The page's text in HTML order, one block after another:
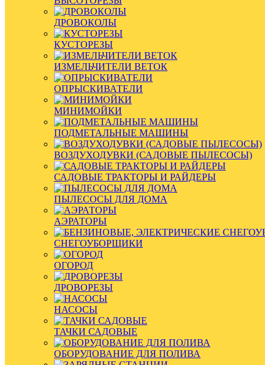
ДРОВОКОЛЫ
КУСТОРЕЗЫ
ИЗМЕЛЬЧИТЕЛИ ВЕТОК
ОПРЫСКИВАТЕЛИ
МИНИМОЙКИ
ПОДМЕТАЛЬНЫЕ МАШИНЫ
ВОЗДУХОДУВКИ (САДОВЫЕ ПЫЛЕСОСЫ)
САДОВЫЕ ТРАКТОРЫ И РАЙДЕРЫ
ПЫЛЕСОСЫ ДЛЯ ДОМА
АЭРАТОРЫ
СНЕГОУБОРЩИКИ
ОГОРОД
ДРОВОРЕЗЫ
НАСОСЫ
ТАЧКИ САДОВЫЕ
ОБОРУДОВАНИЕ ДЛЯ ПОЛИВА